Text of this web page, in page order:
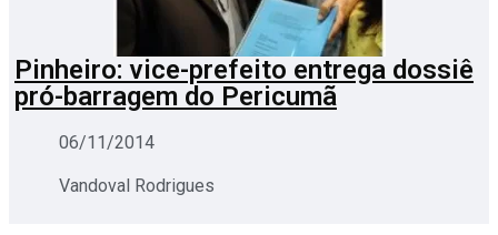
Pinheiro: vice-prefeito entrega dossiê
pró-barragem do Pericumã
06/11/2014
Vandoval Rodrigues